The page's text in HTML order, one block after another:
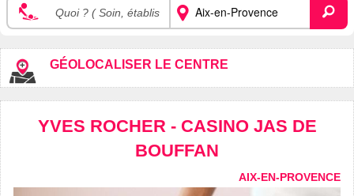
GÉOLOCALISER LE CENTRE
YVES ROCHER - CASINO JAS DE
BOUFFAN
AIX-EN-PROVENCE